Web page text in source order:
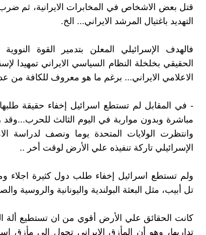
قتل بعض الاشخاص في المخابرات الايرانية، ثم ضرب
التهديد باغتيال المرشد الايراني... الخ.
فالهدف الإسرائيلي المعلن بتدمير القوة
الحقيقي بخلخلة النظام السياسي الايراني تمهيدا
الاعلامي الايراني... برغم ما هو معروف للكافة من
- في المقابل لم تستطع اسرائيل إخفاء حقيقة طلبها
مباشرة وبدون مواربة في اليوم الثالث للحرب...وقد
وانتظرت الولايات المتحدة يوما ونصف لدراسة
الإسرائيلي تاركة تنفيذه علي الأرض لوقت أخر ..
ولم تستطع اسرائيل إخفاء طلب دول كثيرة اجلاء
تل أبيب، مثل البعثة البولندية واليونانية والروسية
كانت الحقائق علي الأرض أقوي من ان تستطيع ألة
تداريها، وهو أن المأزق الايراني تحول الي مأزق